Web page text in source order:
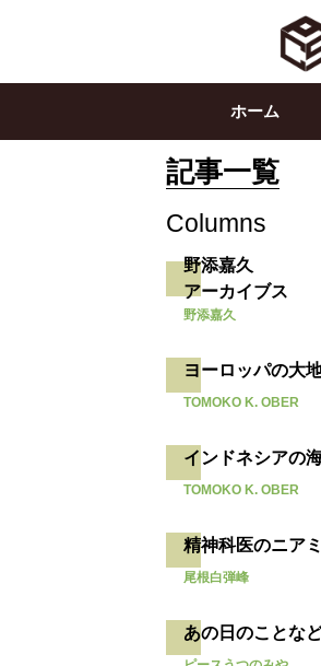
ホーム
記事一覧
Columns
野添嘉久
アーカイブス
野添嘉久
ヨーロッパの大
TOMOKO K. OBER
インドネシアの
TOMOKO K. OBER
精神科医のニア
尾根白弾峰
あの日のことな